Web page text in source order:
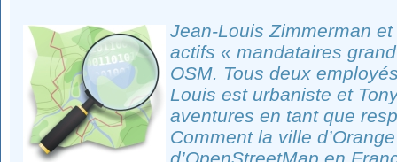
Jean-Louis Zimmerman
actifs « mandataires
OSM. Tous deux
Louis est urbaniste et
aventures en tant que
Comment la ville